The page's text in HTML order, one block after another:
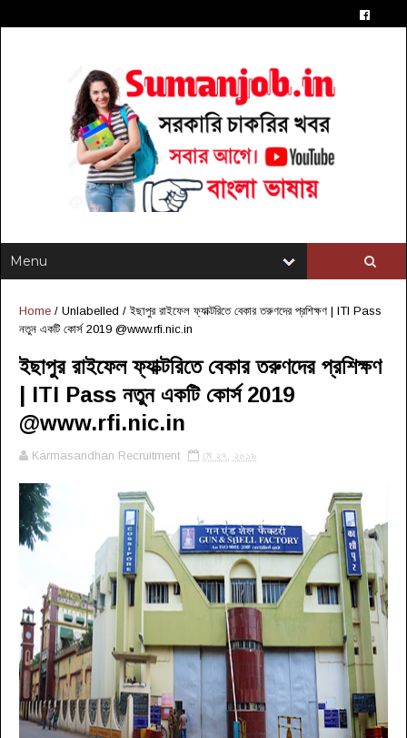
Home / Unlabelled /ইছাপুর রাইফেল ফ্যাক্টরিতে বেকার তরুণদের প্রশিক্ষণ | ITI Pass
নতুন একটি কোর্স 2019 @www.rfi.nic.in
ইছাপুর রাইফেল ফ্যাক্টরিতে বেকার তরুণদের প্রশিক্ষণ
| ITI Pass নতুন একটি কোর্স 2019
@www.rfi.nic.in
Karmasandhan Recruitment মে ২৭, ২০১৯